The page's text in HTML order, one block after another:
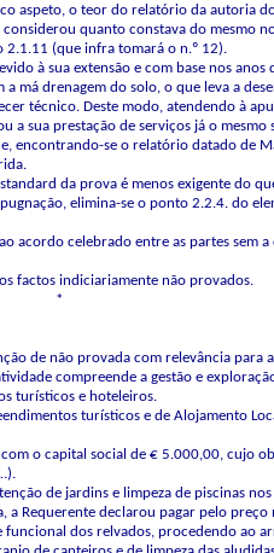
aspeto, o teor do relatório da autoria
quanto constava do mesmo
(que infra tomará o n.º 12).
à sua extensão e com base nos anos
drenagem do solo, o que leva a
técnico. Deste modo, atendendo à
sua prestação de serviços já o
se o relatório datado de
da prova é menos exigente do
elimina-se o ponto 2.2.4. do
acordo celebrado entre as partes sem
factos indiciariamente não provados.
*
de não provada com relevância para
compreende a gestão e
turísticos e hoteleiros.
turísticos e de Alojamento
o capital social de € 5.000,00, cujo
de jardins e limpeza de piscinas
Requerente declarou pagar pelo preço
dos relvados, procedendo ao